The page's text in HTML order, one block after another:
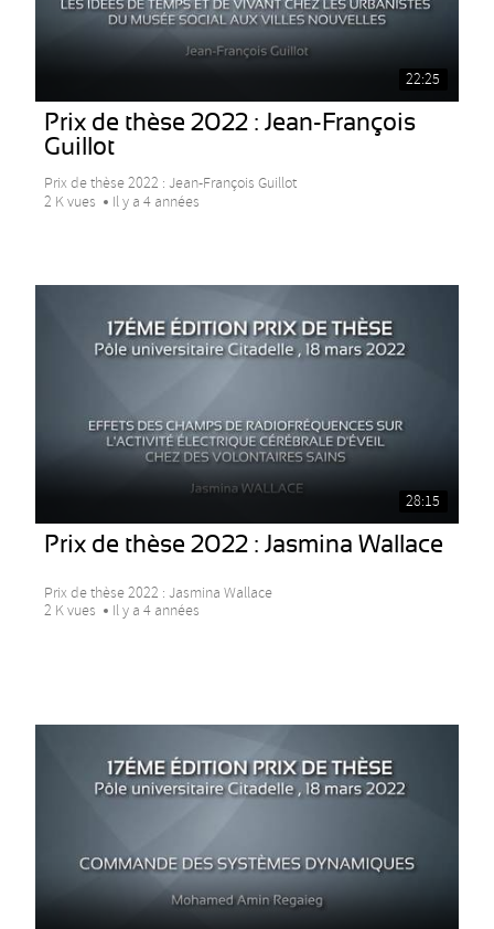
22:25
Prix de thèse 2022 : Jean-François
Guillot
Prix de thèse 2022 : Jean-François Guillot
2 K vues
Il y a 4 années
28:15
Prix de thèse 2022 : Jasmina Wallace
Prix de thèse 2022 : Jasmina Wallace
2 K vues
Il y a 4 années